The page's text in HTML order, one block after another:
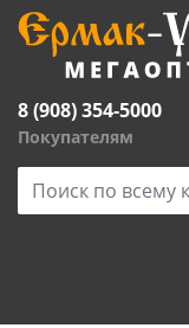
8 (908) 354-5000
Покупателям